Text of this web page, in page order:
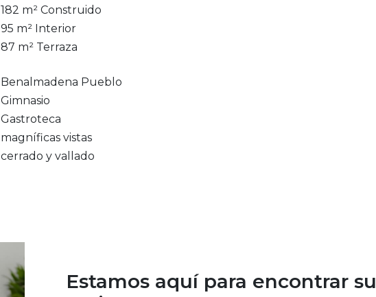
182 m² Construido
95 m² Interior
87 m² Terraza
Benalmadena Pueblo
Gimnasio
Gastroteca
magníficas vistas
cerrado y vallado
Estamos aquí para encontrar su